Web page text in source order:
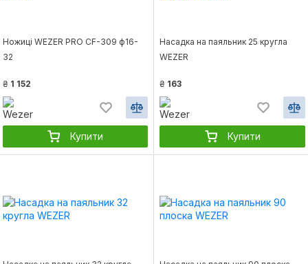
Ножиці WEZER PRO CF-309 ф16-
32
₴ 1 152
Купити
Насадка на паяльник 25 кругла
WEZER
₴ 163
Купити